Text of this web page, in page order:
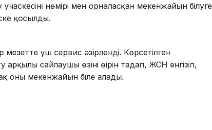
нөмірі мен орналасқан мекенжайын білуге
қосылды.
мезетте үш сервис әзірленді. Көрсетілген
арқылы сайлаушы өзінің өңірін таңдап, ЖСН енгізіп,
оның мекенжайын біле алады.